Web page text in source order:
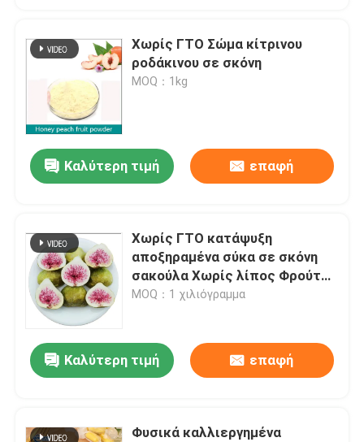
Χωρίς ΓΤΟ Σώμα κίτρινου
ροδάκινου σε σκόνη
MOQ：1kg
Καλύτερη τιμή επαφή
Χωρίς ΓΤΟ κατάψυξη
αποξηραμένα σύκα σε σκόνη
σακούλα Χωρίς λίπος Φρούτα
σε μορφή σκόνης Αποθήκευση
MOQ：1 χιλιόγραμμα
Καλύτερη τιμή επαφή
Φυσικά καλλιεργημένα